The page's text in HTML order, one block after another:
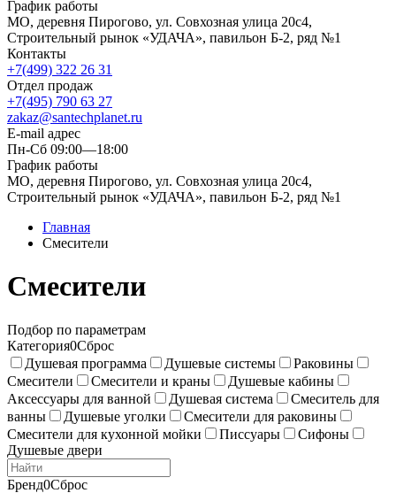
График работы
МО, деревня Пирогово, ул. Совхозная улица 20с4,
Строительный рынок «УДАЧА», павильон Б-2, ряд №1
Контакты
+7(499) 322 26 31
Отдел продаж
+7(495) 790 63 27
zakaz@santechplanet.ru
E-mail адрес
Пн-Сб 09:00—18:00
График работы
МО, деревня Пирогово, ул. Совхозная улица 20с4,
Строительный рынок «УДАЧА», павильон Б-2, ряд №1
Главная
Смесители
Смесители
Подбор по параметрам
Категория0Сброс
Душевая программа
Душевые системы
Раковины
Смесители
Смесители и краны
Душевые кабины
Аксессуары для ванной
Душевая система
Смеситель для
ванны
Душевые уголки
Смесители для раковины
Смесители для кухонной мойки
Писсуары
Сифоны
Душевые двери
Бренд0Сброс